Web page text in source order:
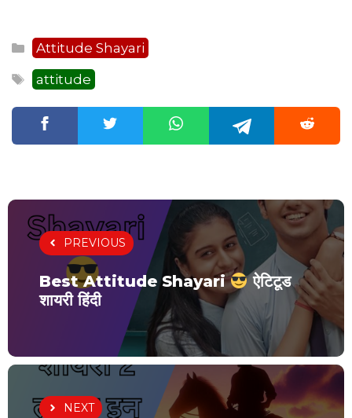
Categories
Attitude Shayari
Tags
attitude
PREVIOUS
Best Attitude Shayari
ऐटिटूड
शायरी हिंदी
NEXT